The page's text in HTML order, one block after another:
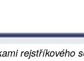
rejstříkového